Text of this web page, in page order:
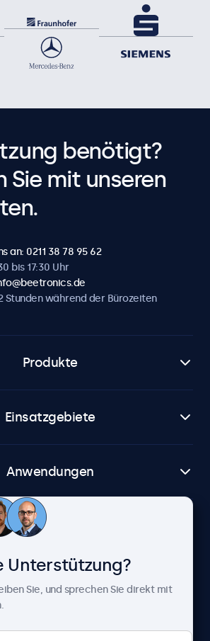
benötigt?
Sie mit unseren
an: 0211 38 78 95 62
bis 17:30 Uhr
Stunden während der Bürozeiten
Produkte
Einsatzgebiete
Anwendungen
Kundenservice
Unterstützung?
Sie, und sprechen Sie direkt mit